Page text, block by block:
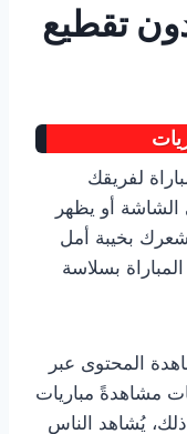
لفريقك
أو يظهر
بخيبة أمل
بسلاسة
المحتوى عبر
مشاهدةً مباريات
يُشاهد الناس